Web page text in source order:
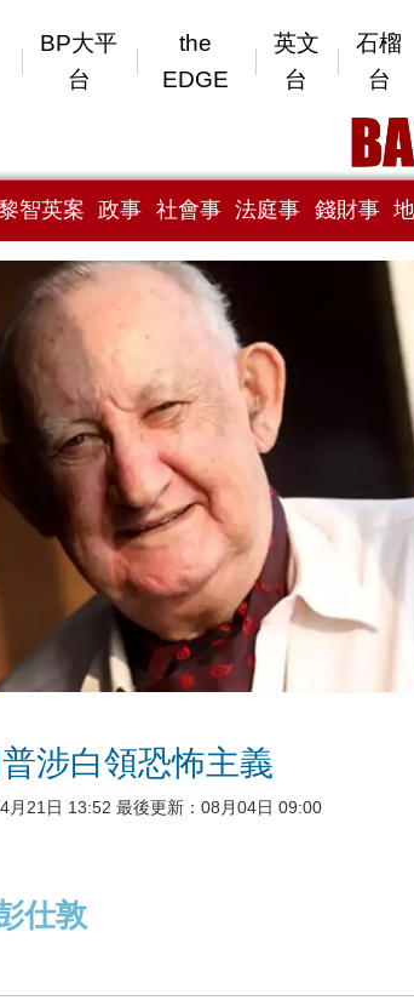
BP大平
台
the
EDGE
英文
台
石榴
台
智英案 政事 社會事 法庭事 錢財事
涉白領恐怖主義
月21日 13:52 最後更新：08月04日 09:00
仕敦